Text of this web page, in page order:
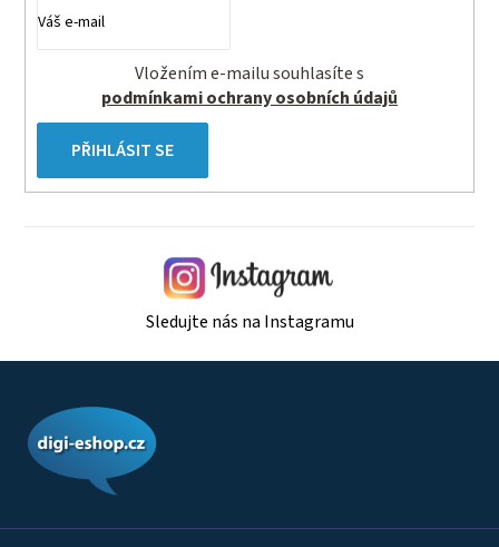
s
u
podmínkami ochrany osobních údajů
PŘIHLÁSIT SE
Sledujte nás na Instagramu